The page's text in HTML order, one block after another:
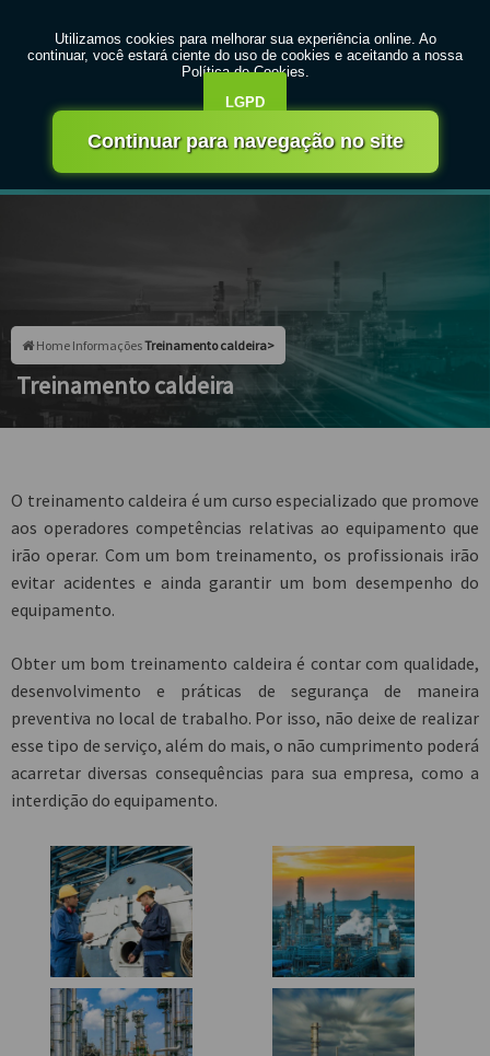
MENU
Entre em contato com um de nossos especialistas!
Home InformaçõesTreinamento caldeira>
Treinamento caldeira
O treinamento caldeira é um curso especializado que promove
aos operadores competências relativas ao equipamento que
irão operar. Com um bom treinamento, os profissionais irão
evitar acidentes e ainda garantir um bom desempenho do
equipamento.
Obter um bom treinamento caldeira é contar com qualidade,
desenvolvimento e práticas de segurança de maneira
preventiva no local de trabalho. Por isso, não deixe de realizar
esse tipo de serviço, além do mais, o não cumprimento poderá
acarretar diversas consequências para sua empresa, como a
interdição do equipamento.